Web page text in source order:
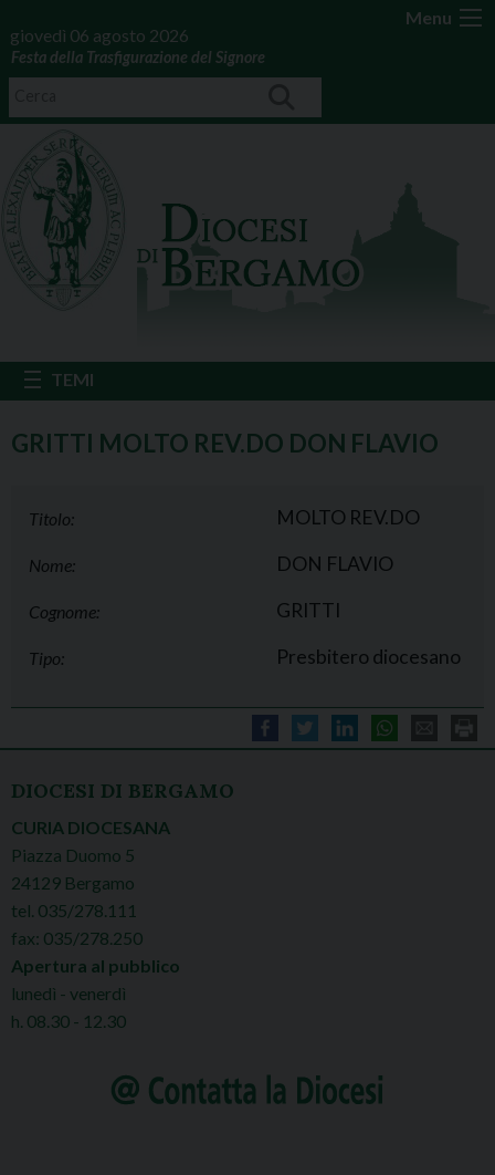
Menu
giovedì 06 agosto 2026
Festa della Trasfigurazione del Signore
GRITTI MOLTO REV.DO DON FLAVIO
Titolo: MOLTO REV.DO
Nome: DON FLAVIO
Cognome: GRITTI
Tipo: Presbitero diocesano
DIOCESI DI BERGAMO
CURIA DIOCESANA
Piazza Duomo 5
24129 Bergamo
tel. 035/278.111
fax: 035/278.250
Apertura al pubblico
lunedì - venerdì
h. 08.30 - 12.30